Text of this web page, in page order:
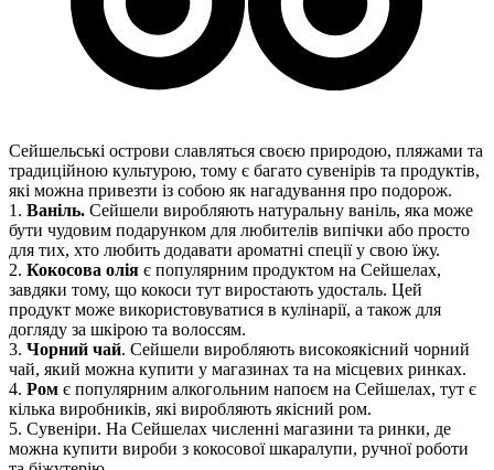
Сейшельські острови славляться своєю природою, пляжами та
традиційною культурою, тому є багато сувенірів та продуктів,
які можна привезти із собою як нагадування про подорож.
1. Ваніль. Сейшели виробляють натуральну ваніль, яка може
бути чудовим подарунком для любителів випічки або просто
для тих, хто любить додавати ароматні спеції у свою їжу.
2. Кокосова олія є популярним продуктом на Сейшелах,
завдяки тому, що кокоси тут виростають удосталь. Цей
продукт може використовуватися в кулінарії, а також для
догляду за шкірою та волоссям.
3. Чорний чай. Сейшели виробляють високоякісний чорний
чай, який можна купити у магазинах та на місцевих ринках.
4. Ром є популярним алкогольним напоєм на Сейшелах, тут є
кілька виробників, які виробляють якісний ром.
5. Сувеніри. На Сейшелах численні магазини та ринки, де
можна купити вироби з кокосової шкаралупи, ручної роботи